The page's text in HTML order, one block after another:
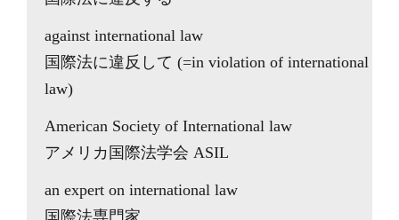
against international law
国際法に違反して (=in violation of international
law)
American Society of International law
アメリカ国際法学会 ASIL
an expert on international law
国際法専門家